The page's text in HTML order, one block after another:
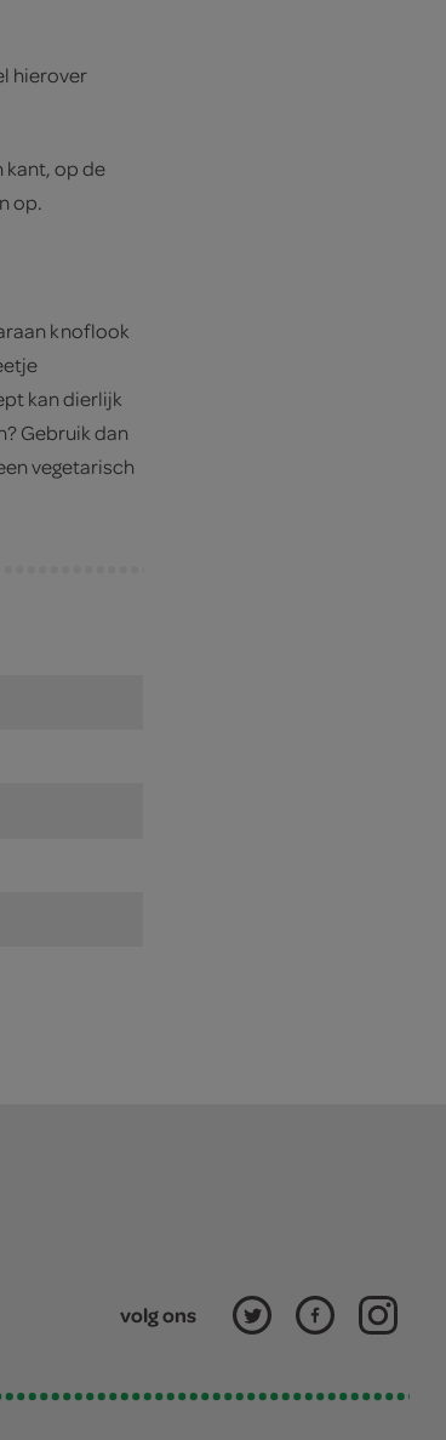
hierover
kant, op de
op.
knoflook
kan dierlijk
Gebruik dan
vegetarisch
volg ons